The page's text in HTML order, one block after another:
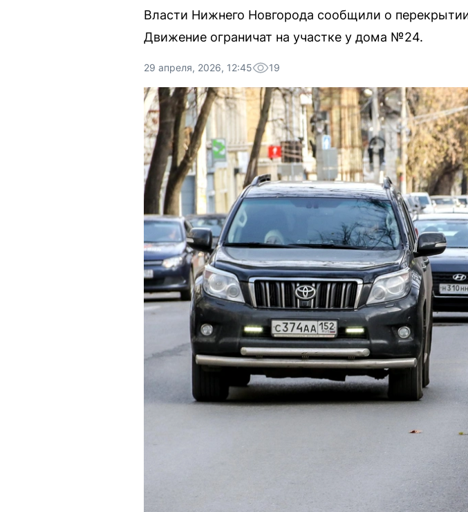
Власти Нижнего Новгорода сообщили о
Движение ограничат на участке у дома №24.
29 апреля, 2026, 12:45 19